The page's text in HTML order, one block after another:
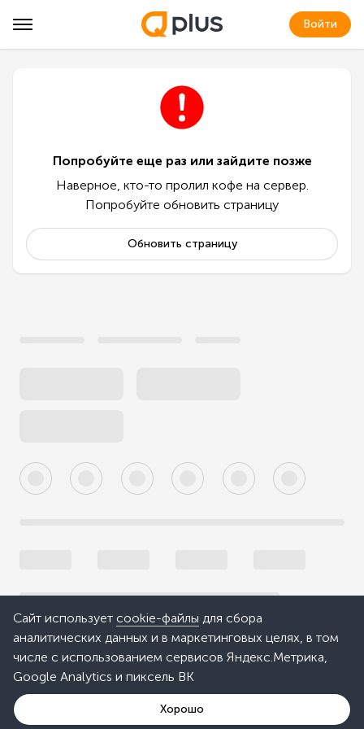
Сайт использует cookie-файлы для сбора
аналитических данных и в маркетинговых целях, в том
числе с использованием сервисов Яндекс.Метрика,
Google Analytics и пиксель ВК
Хорошо
Войти
Попробуйте еще раз или зайдите позже
Наверное, кто-то пролил кофе на сервер.
Попробуйте обновить страницу
Обновить страницу